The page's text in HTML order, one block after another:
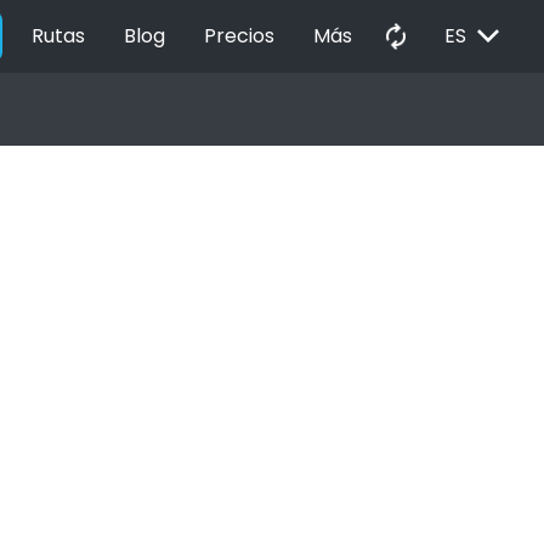
Rutas Blog Precios Más autorenew ES EXPAND_MORE